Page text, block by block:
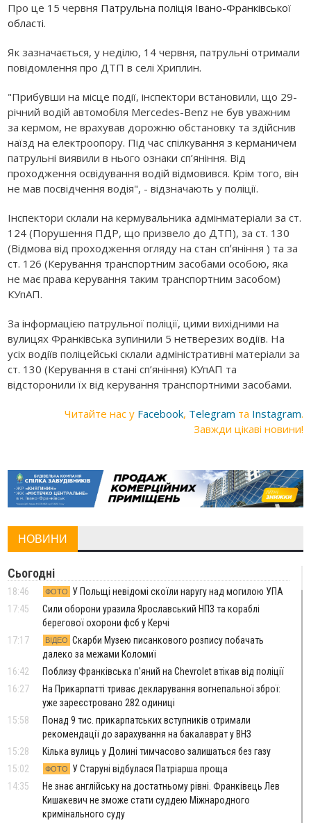
Про це 15 червня Патрульна поліція Івано-Франківської
області.
Як зазначається, у неділю, 14 червня, патрульні отримали
повідомлення про ДТП в селі Хриплин.
"Прибувши на місце події, інспектори встановили, що 29-
річний водій автомобіля Mercedes-Benz не був уважним
за кермом, не врахував дорожню обстановку та здійснив
наїзд на електроопору. Під час спілкування з керманичем
патрульні виявили в нього ознаки сп’яніння. Від
проходження освідування водій відмовився. Крім того, він
не мав посвідчення водія", - відзначають у поліції.
Інспектори склали на кермувальника адмінматеріали за ст.
124 (Порушення ПДР, що призвело до ДТП), за ст. 130
(Відмова від проходження огляду на стан спʼяніння ) та за
ст. 126 (Керування транспортним засобами особою, яка
не має права керування таким транспортним засобом)
КУпАП.
За інформацією патрульної поліції, цими вихідними на
вулицях Франківська зупинили 5 нетверезих водіїв. На
усіх водіїв поліцейські склали адміністративні матеріали за
ст. 130 (Керування в стані сп’яніння) КУпАП та
відсторонили їх від керування транспортними засобами.
Читайте нас у Facebook, Telegram та Instagram.
Завжди цікаві новини!
НОВИНИ
Сьогодні
18:46 ФОТО
У Польщі невідомі скоїли наругу над могилою УПА
17:45
Сили оборони уразила Ярославський НПЗ та кораблі
берегової охорони фсб у Керчі
17:17
ВІДЕО Скарби Музею писанкового розпису побачать
далеко за межами Коломиї
16:42
Поблизу Франківська п'яний на Chevrolet втікав від поліції
16:27
На Прикарпатті триває декларування вогнепальної зброї:
уже зареєстровано 282 одиниці
15:58
Понад 9 тис. прикарпатських вступників отримали
рекомендації до зарахування на бакалаврат у ВНЗ
15:28
Кілька вулиць у Долині тимчасово залишаться без газу
15:02
ФОТО
У Старуні відбулася Патріарша проща
14:35
Не знає англійську на достатньому рівні. Франківець Лев
Кишакевич не зможе стати суддею Міжнародного
кримінального суду